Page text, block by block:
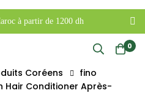
à partir de 1200 dh
0
Coréens
fino
Hair Conditioner Après-